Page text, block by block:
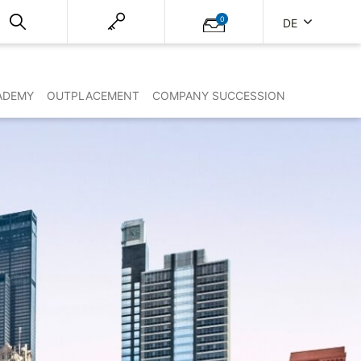
0 DE
OUTPLACEMENT COMPANY SUCCESSION